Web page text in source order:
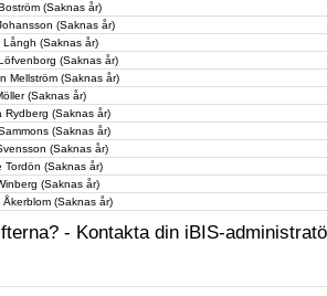
(Saknas år)
(Saknas år)
Långh (Saknas år)
(Saknas år)
Mellström (Saknas år)
(Saknas år)
Rydberg (Saknas år)
(Saknas år)
(Saknas år)
Tordön (Saknas år)
(Saknas år)
Åkerblom (Saknas år)
- Kontakta din iBIS-